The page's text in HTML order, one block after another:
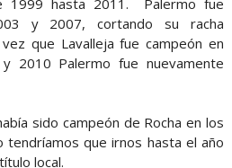
1999 hasta 2011. Palermo fue
y 2007, cortando su racha
que Lavalleja fue campeón en
2010 Palermo fue nuevamente
sido campeón de Rocha en los
que irnos hasta el año
local.